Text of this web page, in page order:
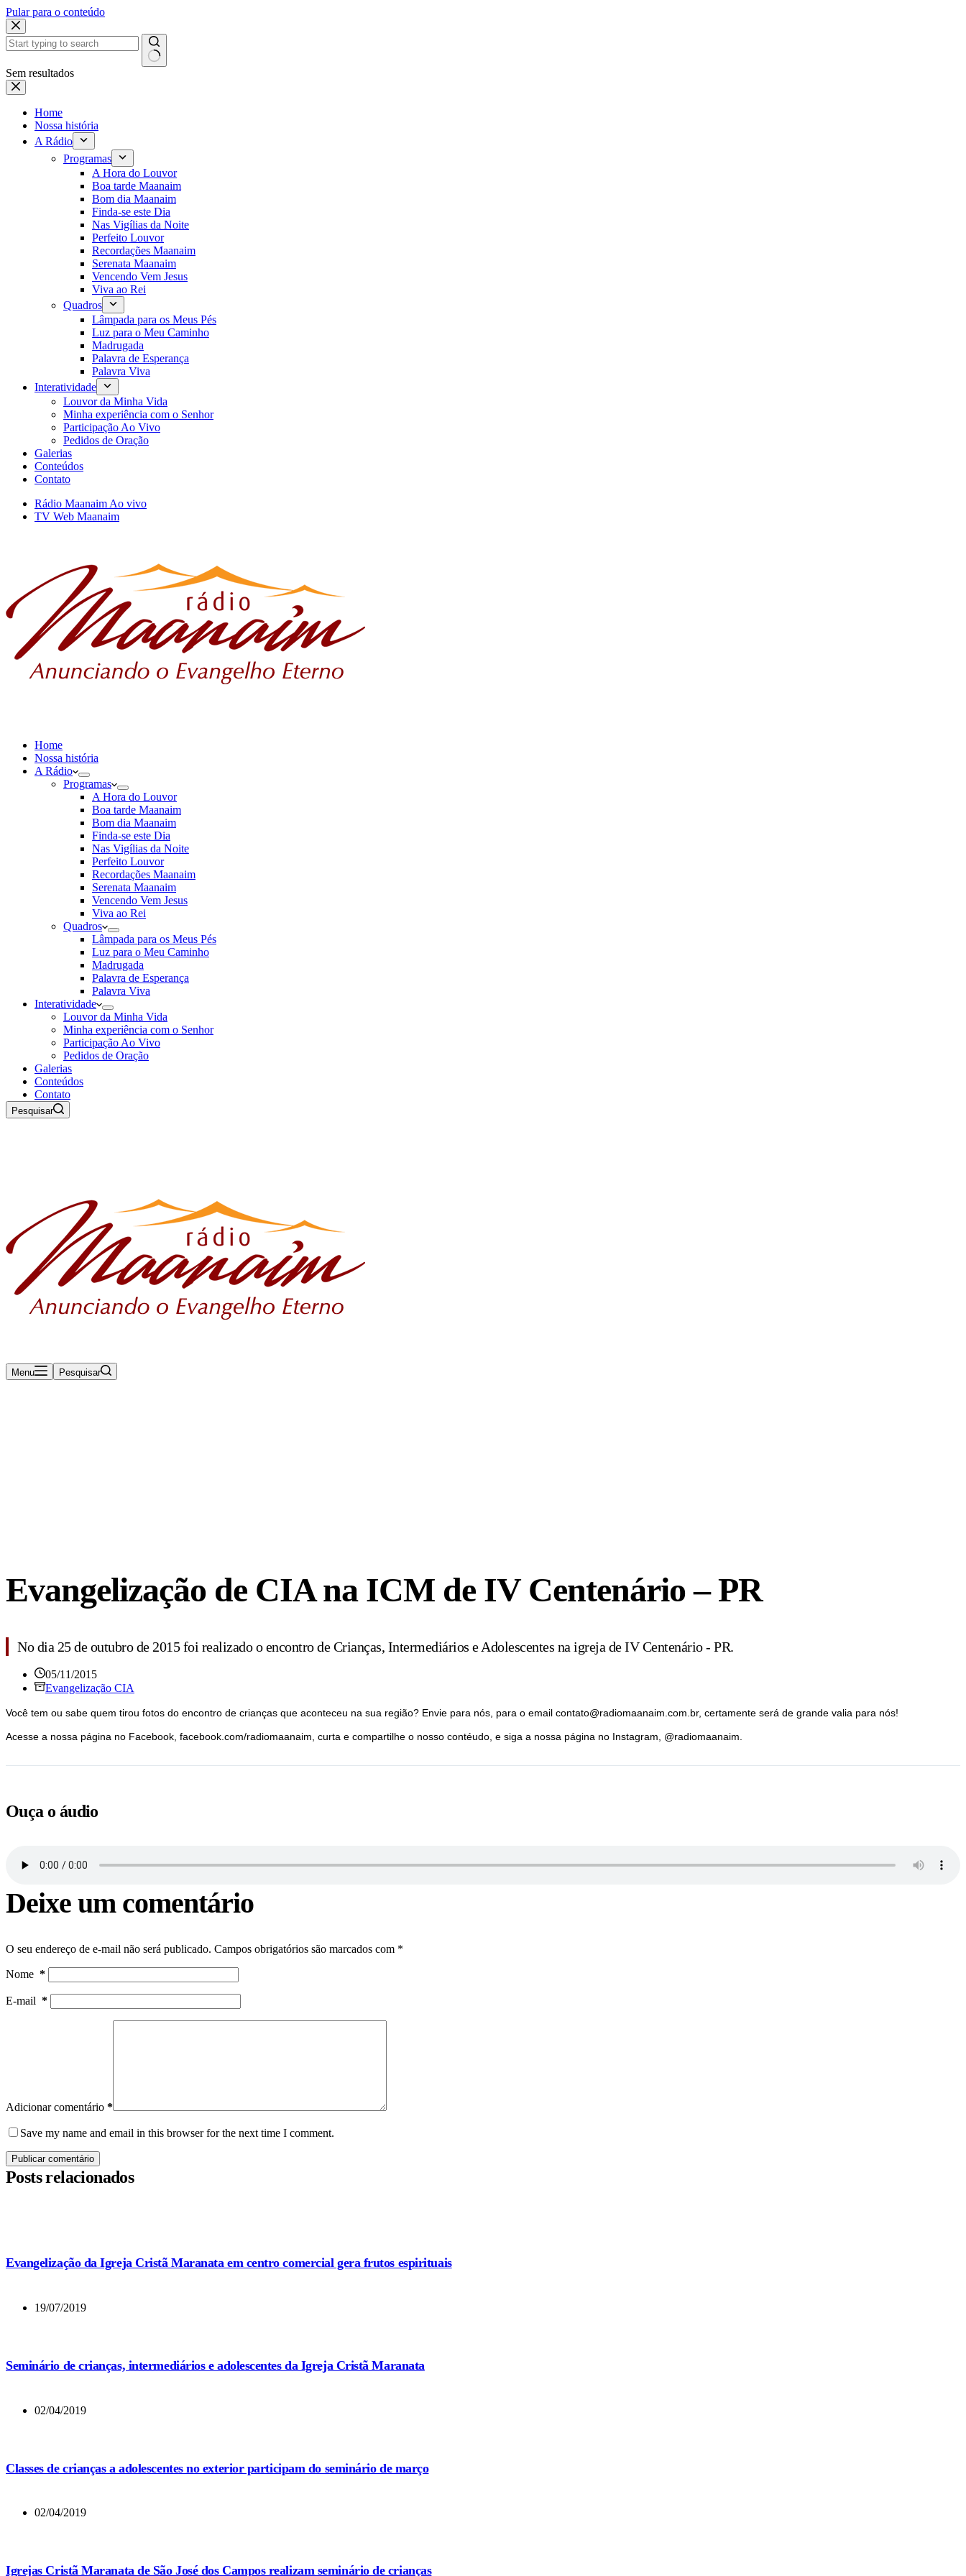
Pular para o conteúdo
Sem resultados
Home
Nossa história
A Rádio
Programas
A Hora do Louvor
Boa tarde Maanaim
Bom dia Maanaim
Finda-se este Dia
Nas Vigílias da Noite
Perfeito Louvor
Recordações Maanaim
Serenata Maanaim
Vencendo Vem Jesus
Viva ao Rei
Quadros
Lâmpada para os Meus Pés
Luz para o Meu Caminho
Madrugada
Palavra de Esperança
Palavra Viva
Interatividade
Louvor da Minha Vida
Minha experiência com o Senhor
Participação Ao Vivo
Pedidos de Oração
Galerias
Conteúdos
Contato
Rádio Maanaim Ao vivo
TV Web Maanaim
Home
Nossa história
A Rádio
Programas
A Hora do Louvor
Boa tarde Maanaim
Bom dia Maanaim
Finda-se este Dia
Nas Vigílias da Noite
Perfeito Louvor
Recordações Maanaim
Serenata Maanaim
Vencendo Vem Jesus
Viva ao Rei
Quadros
Lâmpada para os Meus Pés
Luz para o Meu Caminho
Madrugada
Palavra de Esperança
Palavra Viva
Interatividade
Louvor da Minha Vida
Minha experiência com o Senhor
Participação Ao Vivo
Pedidos de Oração
Galerias
Conteúdos
Contato
Pesquisar
Menu Pesquisar
Evangelização de CIA na ICM de IV Centenário – PR
No dia 25 de outubro de 2015 foi realizado o encontro de Crianças, Intermediários e Adolescentes na igreja de IV Centenário - PR.
05/11/2015
Evangelização CIA
Você tem ou sabe quem tirou fotos do encontro de crianças que aconteceu na sua região? Envie para nós, para o email contato@radiomaanaim.com.br, certamente será de grande valia para nós!
Acesse a nossa página no Facebook, facebook.com/radiomaanaim, curta e compartilhe o nosso contéudo, e siga a nossa página no Instagram, @radiomaanaim.
Ouça o áudio
Deixe um comentário
O seu endereço de e-mail não será publicado. Campos obrigatórios são marcados com *
Nome *
E-mail *
Adicionar comentário *
Save my name and email in this browser for the next time I comment.
Publicar comentário
Posts relacionados
Evangelização da Igreja Cristã Maranata em centro comercial gera frutos espirituais
19/07/2019
Seminário de crianças, intermediários e adolescentes da Igreja Cristã Maranata
02/04/2019
Classes de crianças a adolescentes no exterior participam do seminário de março
02/04/2019
Igrejas Cristã Maranata de São José dos Campos realizam seminário de crianças